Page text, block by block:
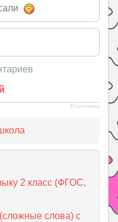
JComments
2 класс (ФГОС,
слова) с